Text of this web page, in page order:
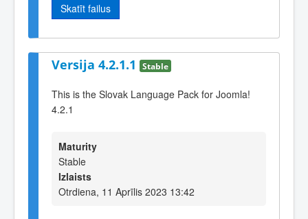
Skatīt failus
Versija 4.2.1.1 Stable
This is the Slovak Language Pack for Joomla!
4.2.1
Maturity
Stable
Izlaists
Otrdiena, 11 Aprīlis 2023 13:42